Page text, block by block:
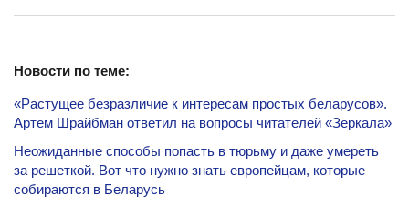
Новости по теме:
«Растущее безразличие к интересам простых беларусов».
Артем Шрайбман ответил на вопросы читателей «Зеркала»
Неожиданные способы попасть в тюрьму и даже умереть
за решеткой. Вот что нужно знать европейцам, которые
собираются в Беларусь